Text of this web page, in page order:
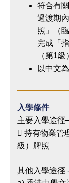
符合有
過渡期
照」（
完成「
（第1
以中文
入學條件
主要入學途徑
 持有物業管
級）牌照
其他入學途徑